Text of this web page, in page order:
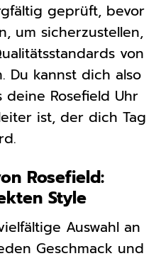
geprüft, bevor
um sicherzustellen,
von
Du kannst dich also
deine Rosefield Uhr
ist, der dich Tag
Rosefield:
Style
Auswahl an
Geschmack und